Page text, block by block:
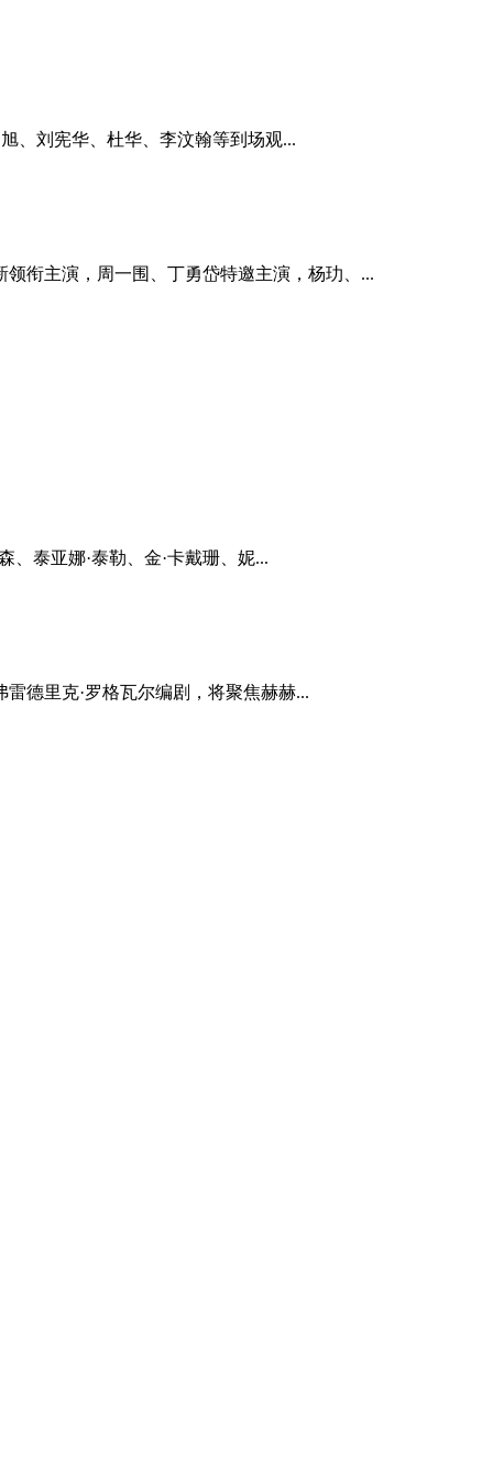
、刘宪华、杜华、李汶翰等到场观...
衔主演，周一围、丁勇岱特邀主演，杨玏、...
、泰亚娜·泰勒、金·卡戴珊、妮...
德里克·罗格瓦尔编剧，将聚焦赫赫...